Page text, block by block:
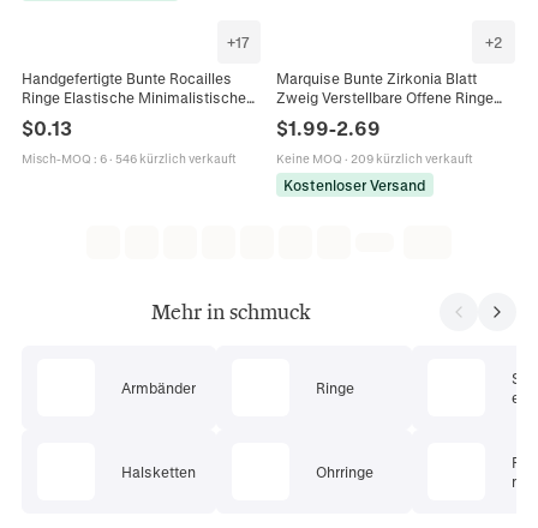
+17
Handgefertigte Bunte Rocailles
Ringe Elastische Minimalistische
Harz Glas Perlen Schmuck Für
Frauen Mädchen Sommer
$0.13
Misch-MOQ : 6· 546 kürzlich verkauft
+2
Marquise Bunte Zirkonia Blatt
Zweig Verstellbare Offene Ringe
Kupfer 14K Vergoldet Für Damen
Elegant Mode
$1.99-2.69
Keine MOQ · 209 kürzlich verkauft
Kostenloser Versand
Mehr in schmuck
Armbänder
Halsketten
Ringe
Ohrringe
ets